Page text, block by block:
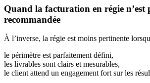
Quand la facturation en régie n’est
recommandée
À l’inverse, la régie est moins pertinente
le périmètre est parfaitement défini,
les livrables sont clairs et mesurables,
le client attend un engagement fort sur les